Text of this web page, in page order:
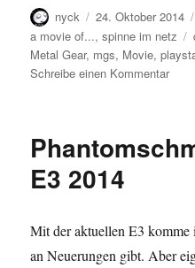
Autor
nyck
Veröffentlicht
am
24. Oktober 2014
a movie of...,spinne im netz
Metal Gear, mgs, Movie,
Schreibe einen Kommentarzu
E3 2014
Mit der aktuellen E3 komme
an Neuerungen gibt. Aber